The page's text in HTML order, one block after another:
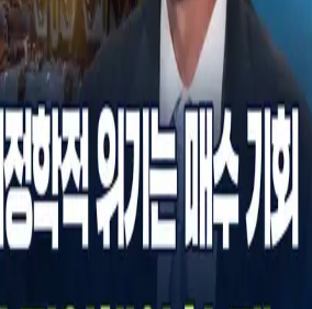
한곳에서 모아보고, 함께 자주 등장
서 탐색할 수 있습니다.
동문서1· 연관도100%#defensive-
1· 연관도 100 % m7-payback-reset
공동
magnificent-7 공동문서1· 연관도
공동문서1 · 연관도 100 %
oil-
1· 연관도 100 %# private-credit-watch 공
#ai-capex-payback 1· 연관도
1· 연관도 71 % equity-sector-rotation
공